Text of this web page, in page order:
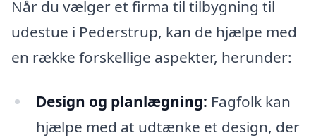
Når du vælger et firma til tilbygning til
udestue i Pederstrup, kan de hjælpe med
en række forskellige aspekter, herunder:
Design og planlægning: Fagfolk kan
hjælpe med at udtænke et design, der